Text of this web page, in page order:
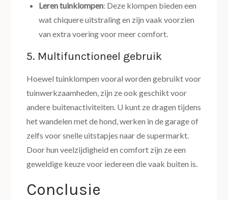
Leren tuinklompen: Deze klompen bieden een
wat chiquere uitstraling en zijn vaak voorzien
van extra voering voor meer comfort.
5. Multifunctioneel gebruik
Hoewel tuinklompen vooral worden gebruikt voor
tuinwerkzaamheden, zijn ze ook geschikt voor
andere buitenactiviteiten. U kunt ze dragen tijdens
het wandelen met de hond, werken in de garage of
zelfs voor snelle uitstapjes naar de supermarkt.
Door hun veelzijdigheid en comfort zijn ze een
geweldige keuze voor iedereen die vaak buiten is.
Conclusie